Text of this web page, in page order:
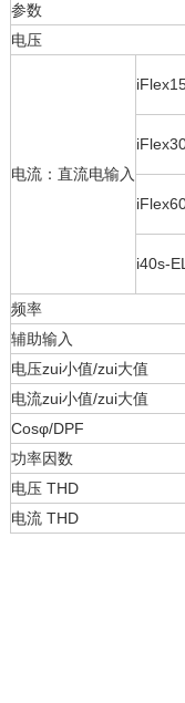
参数
电压
电流：直流电输入
i40s-
频率
辅助输入
电压zui小值/zui大值
电流zui小值/zui大值
Cosφ/DPF
功率因数
电压 THD
电流 THD